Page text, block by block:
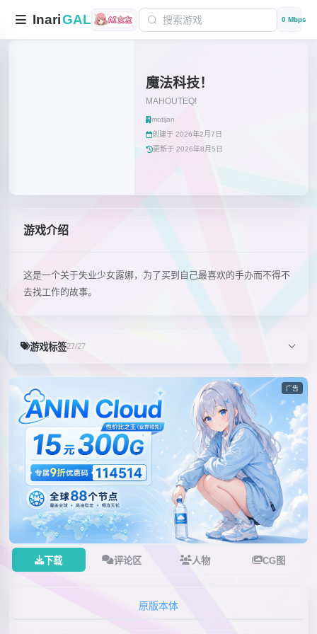
InariGAL 0 Mbps
魔法科技！
MAHOUTEQ!
motijan
创建于 2026年2月7日
更新于 2026年8月5日
游戏介绍
这是一个关于失业少女露娜，为了买到自己最喜欢的手办而不得不
去找工作的故事。
游戏标签27/27
广告
下载 评论区 人物 CG图
原版本体